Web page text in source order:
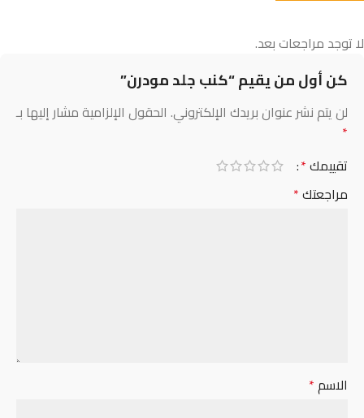
لا توجد مراجعات بعد.
كن أول من يقيم “كنب جلد مودرن​”
لن يتم نشر عنوان بريدك الإلكتروني. الحقول الإلزامية مشار إليها بـ
*
تقييمك*
مراجعتك*
الاسم*